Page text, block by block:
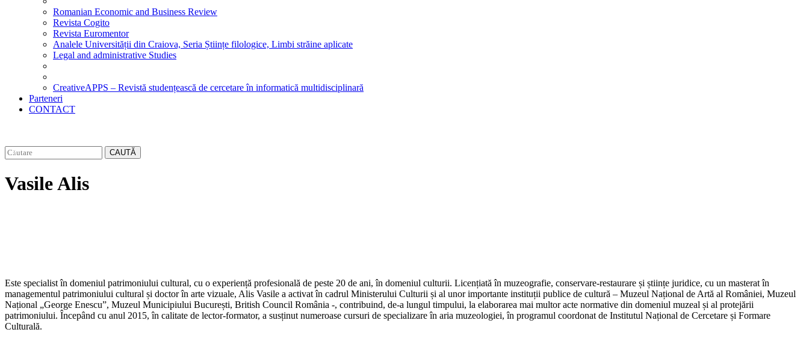
Romanian Economic and Business Review
Revista Cogito
Revista Euromentor
Analele Universității din Craiova, Seria Științe filologice, Limbi străine aplicate
Legal and administrative Studies
CreativeAPPS – Revistă studențească de cercetare în informatică multidisciplinară
Parteneri
CONTACT
CAUTĂ
Vasile Alis
Este specialist în domeniul patrimoniului cultural, cu o experiență profesională de peste 20 de ani, în domeniul culturii. Licențiată în muzeografie, conservare-restaurare și științe juridice, cu un masterat în
managementul patrimoniului cultural și doctor în arte vizuale, Alis Vasile a activat în cadrul Ministerului Culturii și al unor importante instituții publice de cultură – Muzeul Național de Artă al României, Muzeul
Național „George Enescu”, Muzeul Municipiului București, British Council România -, contribuind, de-a lungul timpului, la elaborarea mai multor acte normative din domeniul muzeal și al protejării
patrimoniului. Începând cu anul 2015, în calitate de lector-formator, a susținut numeroase cursuri de specializare în aria muzeologiei, în programul coordonat de Institutul Național de Cercetare și Formare
Culturală.